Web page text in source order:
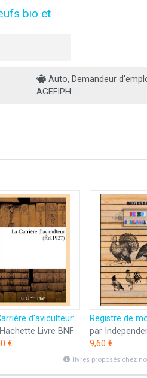
bio et
Auto, Demandeur
AGEFIPH...
La Carrière d'aviculteur: Règles anciennes et principes nouveaux
Livre BNF
€
9,60 €
livres proposés chez